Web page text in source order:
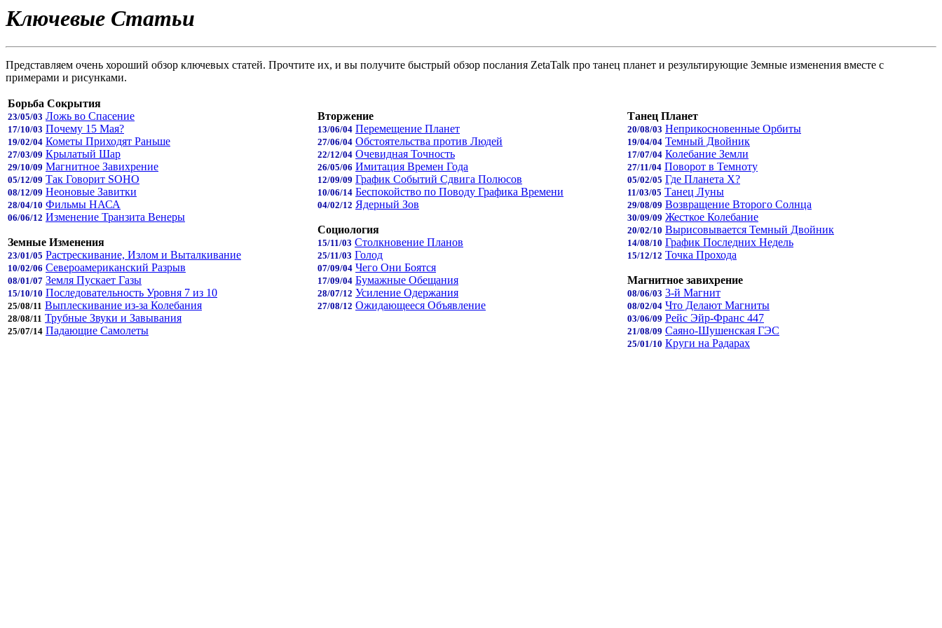
Ключевые Статьи
Представляем очень хороший обзор ключевых статей. Прочтите их, и вы получите быстрый обзор послания ZetaTalk про танец планет и результирующие Земные изменения вместе с
примерами и рисунками.
Борьба Сокрытия
23/05/03 Ложь во Спасение
17/10/03 Почему 15 Мая?
19/02/04 Кометы Приходят Раньше
27/03/09 Крылатый Шар
29/10/09 Магнитное Завихрение
05/12/09 Так Говорит SOHO
08/12/09 Неоновые Завитки
28/04/10 Фильмы НАСА
06/06/12 Изменение Транзита Венеры
Земные Изменения
23/01/05 Растрескивание, Излом и Выталкивание
10/02/06 Североамериканский Разрыв
08/01/07 Земля Пускает Газы
15/10/10 Последовательность Уровня 7 из 10
25/08/11 Выплескивание из-за Колебания
28/08/11 Трубные Звуки и Завывания
25/07/14 Падающие Самолеты
Вторжение
13/06/04 Перемещение Планет
27/06/04 Обстоятельства против Людей
22/12/04 Очевидная Точность
26/05/06 Имитация Времен Года
12/09/09 График Событий Сдвига Полюсов
10/06/14 Беспокойство по Поводу Графика Времени
04/02/12 Ядерный Зов
Социология
15/11/03 Столкновение Планов
25/11/03 Голод
07/09/04 Чего Они Боятся
17/09/04 Бумажные Обещания
28/07/12 Усиление Одержания
27/08/12 Ожидающееся Объявление
Танец Планет
20/08/03 Неприкосновенные Орбиты
19/04/04 Темный Двойник
17/07/04 Колебание Земли
27/11/04 Поворот в Темноту
05/02/05 Где Планета X?
11/03/05 Танец Луны
29/08/09 Возвращение Второго Солнца
30/09/09 Жесткое Колебание
20/02/10 Вырисовывается Темный Двойник
14/08/10 График Последних Недель
15/12/12 Точка Прохода
Магнитное завихрение
08/06/03 3-й Магнит
08/02/04 Что Делают Магниты
03/06/09 Рейс Эйр-Франс 447
21/08/09 Саяно-Шушенская ГЭС
25/01/10 Круги на Радарах